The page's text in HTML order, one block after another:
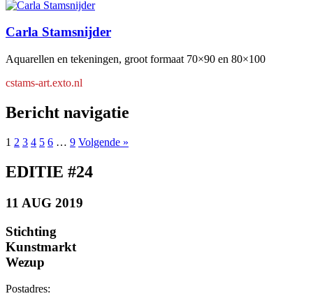
Carla Stamsnijder
Aquarellen en tekeningen, groot formaat 70×90 en 80×100
cstams-art.exto.nl
Bericht navigatie
1 2 3 4 5 6 … 9 Volgende »
EDITIE #24
11 AUG 2019
Stichting
Kunstmarkt
Wezup
Postadres: